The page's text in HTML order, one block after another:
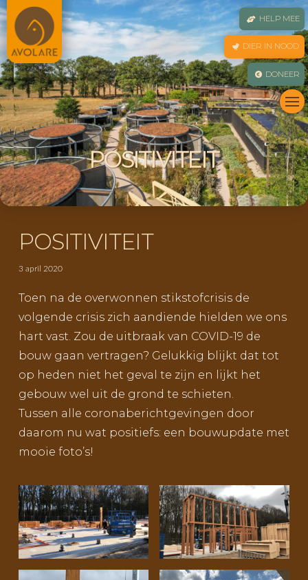
HELP MEE
DIER IN NOOD
DONEER
POSITIVITEIT
POSITIVITEIT
3 april 2020
Toen na de overwonnen stikstofcrisis de
volgende crisis zich aandiende hielden we ons
hart vast. Zou de uitbraak van COVID-19 de
bouw gaan vertragen? Gelukkig blijkt dat tot
op heden niet het geval te zijn en lijkt het
gebouw wel uit de grond te schieten.
Tussen alle coronaberichtgevingen door
daarom nu wat positiefs: een bouwupdate met
mooie foto’s!